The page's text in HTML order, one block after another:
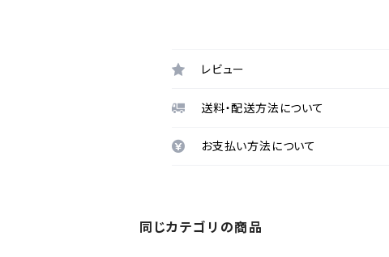
レビュー
送料・配送方法について
お支払い方法について
同じカテゴリの商品